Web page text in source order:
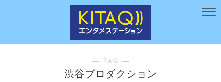
― TAG ―
渋谷プロダクション